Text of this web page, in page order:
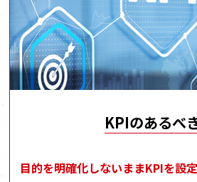
KPIのあるべ
目的を明確化しないままKPIを設